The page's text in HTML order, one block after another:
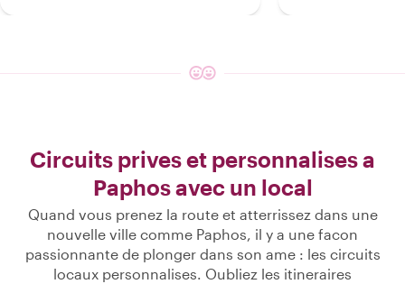
Circuits prives et personnalises a
Paphos avec un local
Quand vous prenez la route et atterrissez dans une
nouvelle ville comme Paphos, il y a une facon
passionnante de plonger dans son ame : les circuits
locaux personnalises. Oubliez les itineraires